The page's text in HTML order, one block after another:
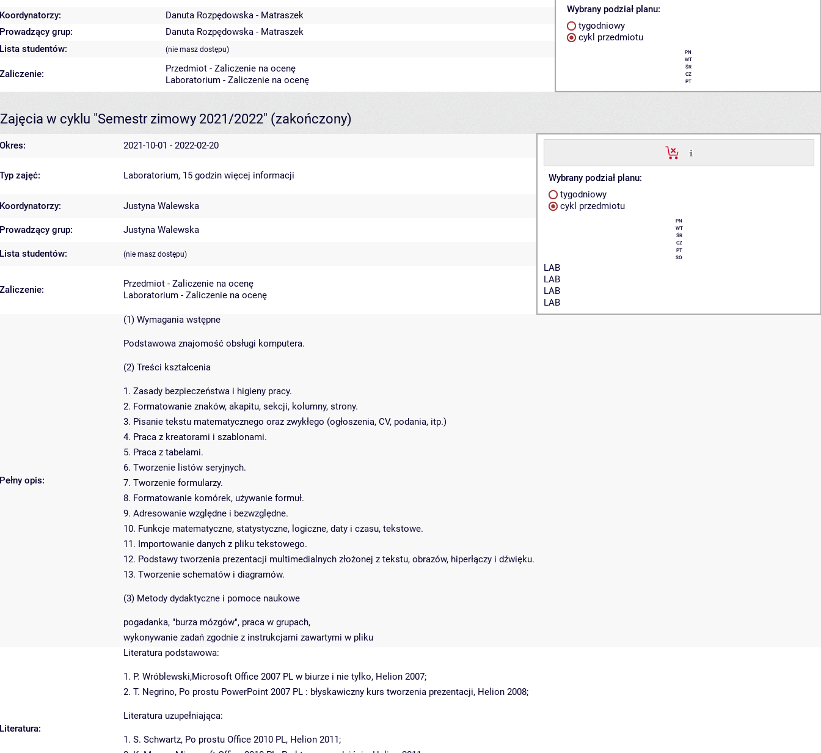
Wybrany podział planu:
tygodniowy
cykl przedmiotu
PN
WT
ŚR
CZ
PT
Koordynatorzy:
Danuta Rozpędowska - Matraszek
Prowadzący grup:
Danuta Rozpędowska - Matraszek
Lista studentów:
(nie masz dostępu)
Zaliczenie:
Przedmiot - Zaliczenie na ocenę
Laboratorium - Zaliczenie na ocenę
Zajęcia w cyklu "Semestr zimowy 2021/2022" (zakończony)
Okres: 2021-10-01 - 2022-02-20
Wybrany podział planu:
tygodniowy
cykl przedmiotu
PN
WT
ŚR
CZ
PT
SO
LAB
LAB
LAB
LAB
Typ zajęć: Laboratorium, 15 godzin więcej informacji
Koordynatorzy: Justyna Walewska
Prowadzący grup: Justyna Walewska
Lista studentów: (nie masz dostępu)
Zaliczenie:
Przedmiot - Zaliczenie na ocenę
Laboratorium - Zaliczenie na ocenę
Pełny opis:
(1) Wymagania wstępne
Podstawowa znajomość obsługi komputera.
(2) Treści kształcenia
1. Zasady bezpieczeństwa i higieny pracy.
2. Formatowanie znaków, akapitu, sekcji, kolumny, strony.
3. Pisanie tekstu matematycznego oraz zwykłego (ogłoszenia, CV, podania, itp.)
4. Praca z kreatorami i szablonami.
5. Praca z tabelami.
6. Tworzenie listów seryjnych.
7. Tworzenie formularzy.
8. Formatowanie komórek, używanie formuł.
9. Adresowanie względne i bezwzględne.
10. Funkcje matematyczne, statystyczne, logiczne, daty i czasu, tekstowe.
11. Importowanie danych z pliku tekstowego.
12. Podstawy tworzenia prezentacji multimedialnych złożonej z tekstu, obrazów, hiperłączy i dźwięku.
13. Tworzenie schematów i diagramów.
(3) Metody dydaktyczne i pomoce naukowe
pogadanka, "burza mózgów", praca w grupach,
wykonywanie zadań zgodnie z instrukcjami zawartymi w pliku
Literatura:
Literatura podstawowa:
1. P. Wróblewski,Microsoft Office 2007 PL w biurze i nie tylko, Helion 2007;
2. T. Negrino, Po prostu PowerPoint 2007 PL : błyskawiczny kurs tworzenia prezentacji, Helion 2008;
Literatura uzupełniająca:
1. S. Schwartz, Po prostu Office 2010 PL, Helion 2011;